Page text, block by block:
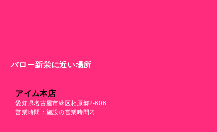
バロー新栄に近い場所
アイム本店
愛知県名古屋市緑区相原郷2-606
営業時間：施設の営業時間内